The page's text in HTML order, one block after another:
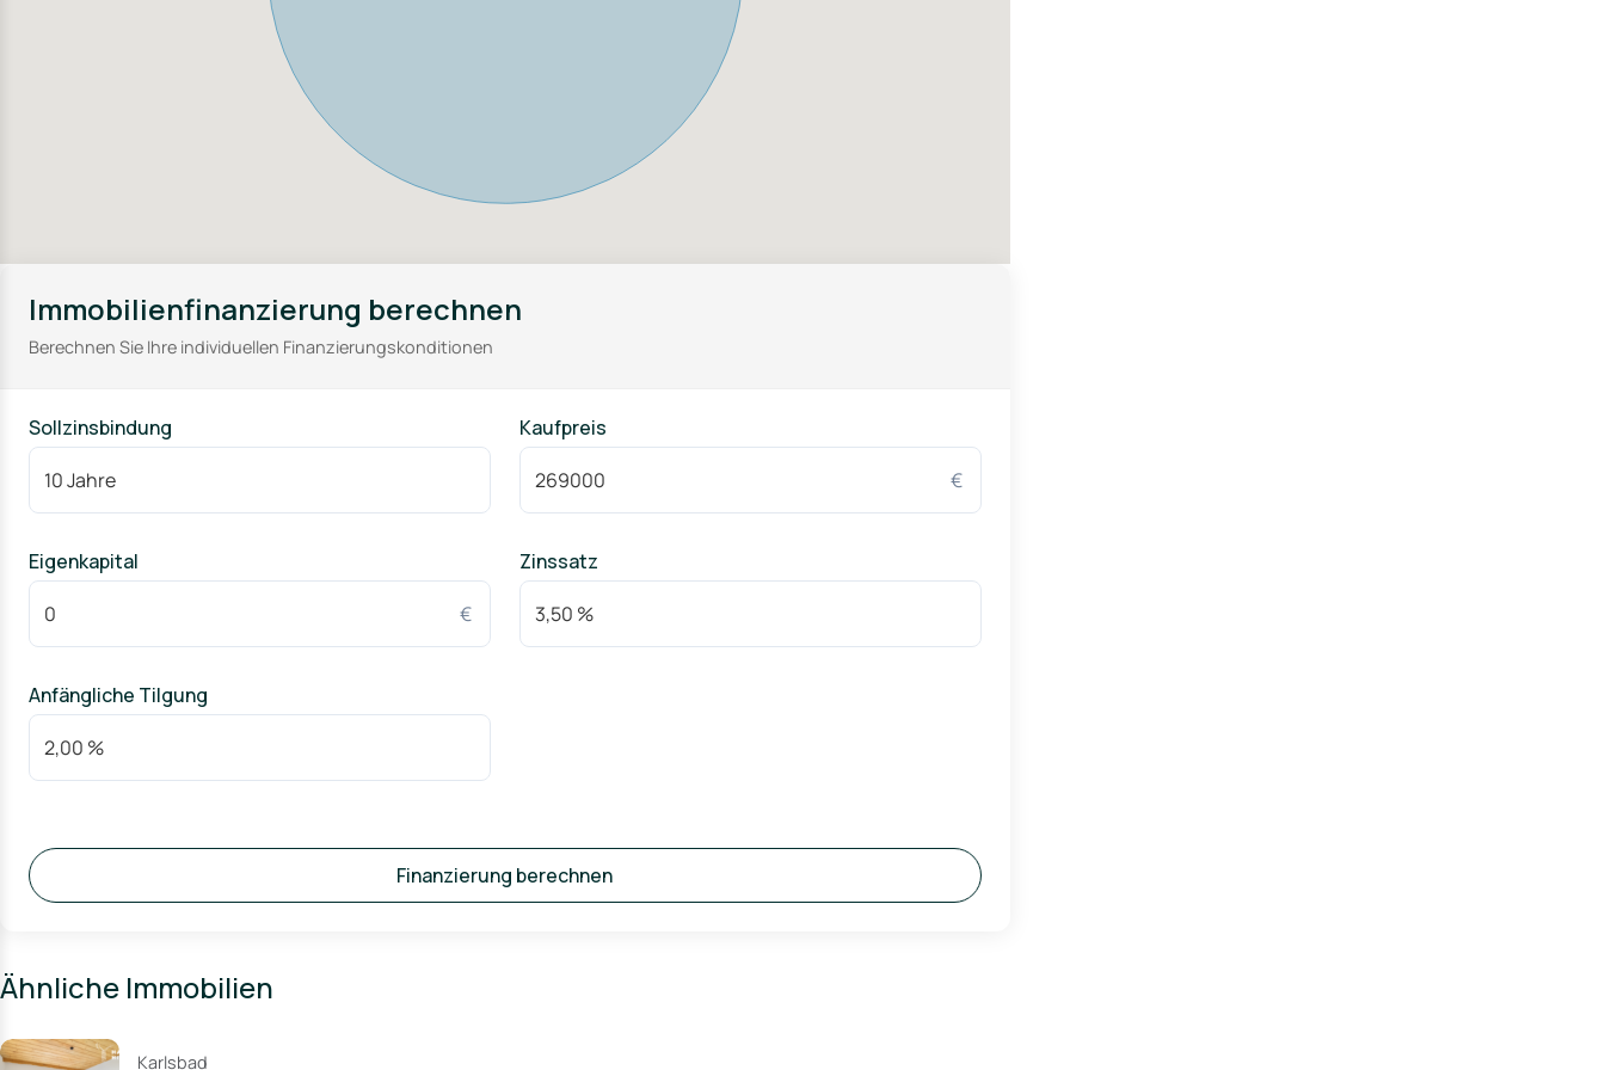
Immobilienfinanzierung berechnen
Berechnen Sie Ihre individuellen Finanzierungskonditionen
Sollzinsbindung
Kaufpreis
€
Eigenkapital
€
Zinssatz
Anfängliche Tilgung
Finanzierung berechnen
Ähnliche Immobilien
Karlsbad